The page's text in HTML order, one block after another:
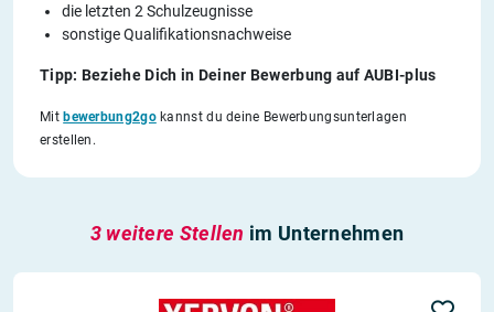
die letzten 2 Schulzeugnisse
sonstige Qualifikationsnachweise
Tipp: Beziehe Dich in Deiner Bewerbung auf AUBI-plus
Mit bewerbung2gokannst du deine Bewerbungsunterlagen
erstellen.
3 weitere Stellen im Unternehmen